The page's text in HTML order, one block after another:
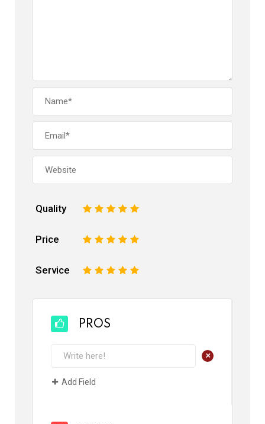
Quality 5
4
3
2
Price 5
4
3
2
Service 5
4
3
2
PROS
+
Add Field